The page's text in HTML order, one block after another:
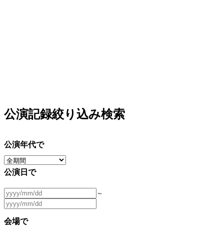
公演記録絞り込み検索
公演年代で
公演日で
～
会場で